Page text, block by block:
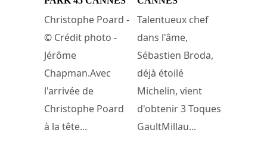
Christophe Poard -
© Crédit photo -
Jérôme
Chapman.Avec
l'arrivée de
Christophe Poard
à la tête...
Talentueux chef
dans l'âme,
Sébastien Broda,
déjà étoilé
Michelin, vient
d'obtenir 3 Toques
GaultMillau...